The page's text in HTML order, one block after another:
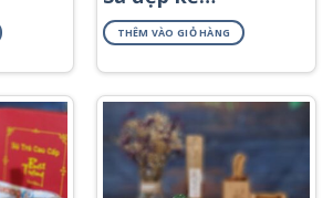
chỉ đỏ ATS-
78
THÊM VÀO GIỎ HÀNG